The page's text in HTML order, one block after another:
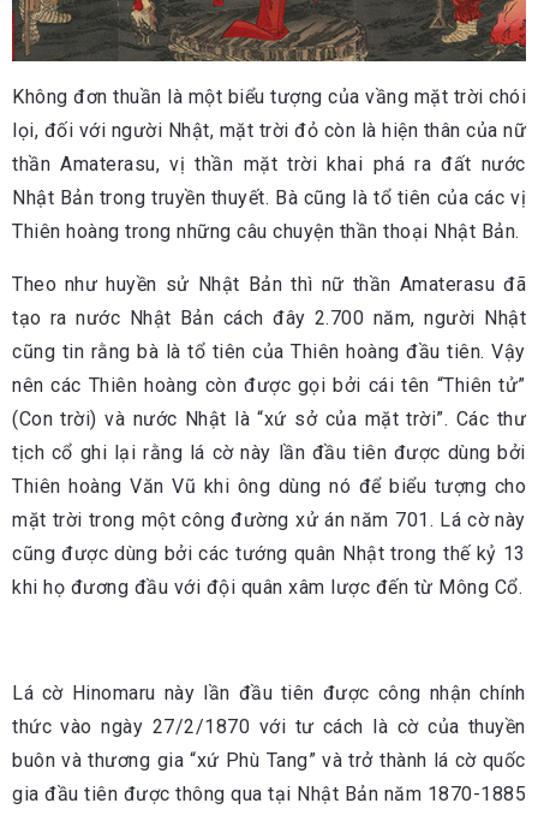
Không đơn thuần là một biểu tượng của vầng mặt trời chói
lọi, đối với người Nhật, mặt trời đỏ còn là hiện thân của nữ
thần Amaterasu, vị thần mặt trời khai phá ra đất nước
Nhật Bản trong truyền thuyết. Bà cũng là tổ tiên của các vị
Thiên hoàng trong những câu chuyện thần thoại Nhật Bản.
Theo như huyền sử Nhật Bản thì nữ thần Amaterasu đã
tạo ra nước Nhật Bản cách đây 2.700 năm, người Nhật
cũng tin rằng bà là tổ tiên của Thiên hoàng đầu tiên. Vậy
nên các Thiên hoàng còn được gọi bởi cái tên “Thiên tử”
(Con trời) và nước Nhật là “xứ sở của mặt trời”. Các thư
tịch cổ ghi lại rằng lá cờ này lần đầu tiên được dùng bởi
Thiên hoàng Văn Vũ khi ông dùng nó để biểu tượng cho
mặt trời trong một công đường xử án năm 701. Lá cờ này
cũng được dùng bởi các tướng quân Nhật trong thế kỷ 13
khi họ đương đầu với đội quân xâm lược đến từ Mông Cổ.
Lá cờ Hinomaru này lần đầu tiên được công nhận chính
thức vào ngày 27/2/1870 với tư cách là cờ của thuyền
buôn và thương gia “xứ Phù Tang” và trở thành lá cờ quốc
gia đầu tiên được thông qua tại Nhật Bản năm 1870-1885